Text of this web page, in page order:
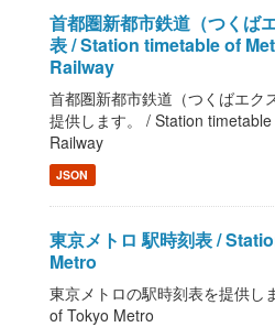
首都圏新都市鉄道（つくば
表 / Station timetable of
Railway
首都圏新都市鉄道（つくばエク
提供します。 / Station
Railway
JSON
東京メトロ 駅時刻表 /
Metro
東京メトロの駅時刻表を提供し
of Tokyo Metro